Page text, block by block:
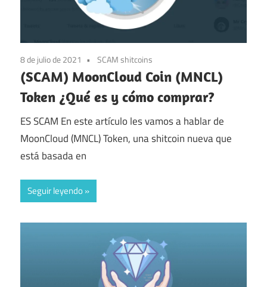
8 de julio de 2021 SCAM shitcoins
(SCAM) MoonCloud Coin (MNCL)
Token ¿Qué es y cómo comprar?
ES SCAM En este artículo les vamos a hablar de
MoonCloud (MNCL) Token, una shitcoin nueva que
está basada en
Seguir leyendo